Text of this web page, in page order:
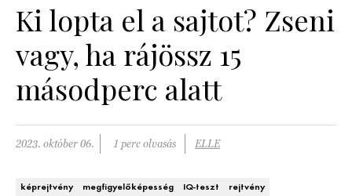
SZÉPSÉG
KULTÚRA
ÉLETMÓD
PÁRKAPCSOLAT
Ki lopta el a sajtot? Zseni
vagy, ha rájössz 15
másodperc alatt
2023. október 06. 1 perc olvasás ELLE
képrejtvény megfigyelőképesség IQ-teszt rejtvény